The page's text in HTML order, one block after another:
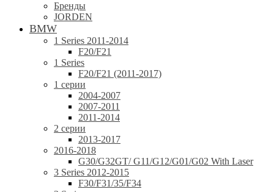
Бренды
JORDEN
BMW
1 Series 2011-2014
F20/F21
1 Series
F20/F21 (2011-2017)
1 серии
2004-2007
2007-2011
2011-2014
2 серии
2013-2017
2016-2018
G30/G32GT/ G11/G12/G01/G02 With Laser
3 Series 2012-2015
F30/F31/35/F34